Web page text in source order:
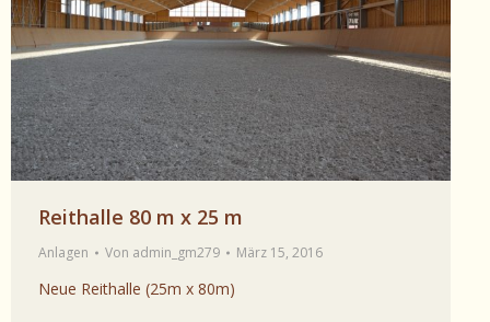
Reithalle 80 m x 25 m
Anlagen Von admin_gm279 März 15, 2016
Neue Reithalle (25m x 80m)